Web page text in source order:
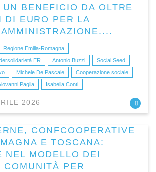
BENEFICIO DA OLTRE
DI EURO PER LA
Regione Emilia-Romagna
ER
Antonio Buzzi
Social Seed
Michele De Pascale
Cooperazione sociale
Paglia Isabella Conti
2026
CONFCOOPERATIVE
E TOSCANA:
NEL MODELLO DEI
COMUNITÀ PER